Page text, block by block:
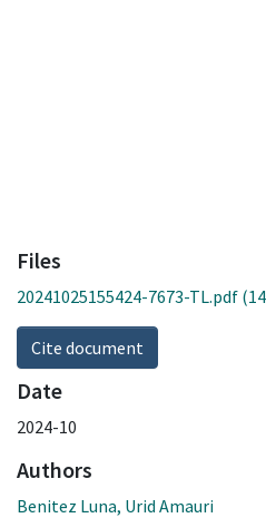
Files
20241025155424-7673-TL.pdf
Cite document
Date
2024-10
Authors
Benitez Luna, Urid Amauri